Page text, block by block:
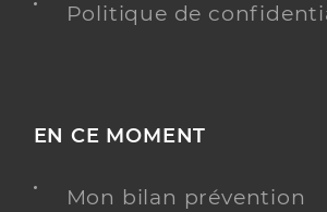
Politique de
EN CE MOMENT
Mon bilan prévention